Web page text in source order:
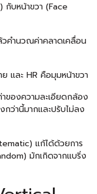
กับหน้าขวา (Face
คำนวณค่าคลาดเคลื่อน
และ HR คือมุมหน้าขวา
ของความละเอียดกล้อง
กว่านี้มากและปรับไม่ลง
แก้ได้ด้วยการ
มักเกิดจากแบริ่ง